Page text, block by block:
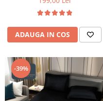
ADAUGA IN COS
-39%